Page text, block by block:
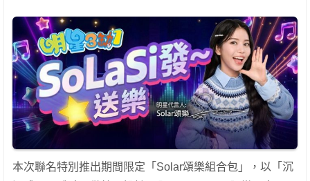
本次聯名特別推出期間限定「Solar頌樂組合包」，以「沉